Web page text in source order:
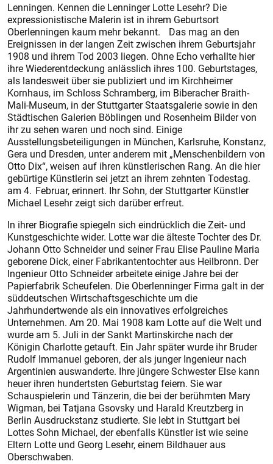
Lenningen. Kennen die Lenninger Lotte Lesehr? Die
expressionistische Malerin ist in ihrem Geburtsort
Oberlenningen kaum mehr bekannt. Das mag an den
Ereignissen in der langen Zeit zwischen ihrem Geburtsjahr
1908 und ihrem Tod 2003 liegen. Ohne Echo verhallte hier
ihre Wiederentdeckung anlässlich ihres 100. Geburtstages,
als landesweit über sie publiziert und im Kirchheimer
Kornhaus, im Schloss Schramberg, im Biberacher Braith-
Mali-Museum, in der Stuttgarter Staatsgalerie sowie in den
Städtischen Galerien Böblingen und Rosenheim Bilder von
ihr zu sehen waren und noch sind. Einige
Ausstellungsbeteiligungen in München, Karlsruhe, Konstanz,
Gera und Dresden, unter anderem mit „Menschenbildern von
Otto Dix“, weisen auf ihren künstlerischen Rang. An die hier
gebürtige Künstlerin sei jetzt an ihrem zehnten Todestag.
am 4. Februar, erinnert. Ihr Sohn, der Stuttgarter Künstler
Michael Lesehr zeigt sich darüber erfreut.
In ihrer Biografie spiegeln sich eindrücklich die Zeit- und
Kunstgeschichte wider. Lotte war die älteste Tochter des Dr.
Johann Otto Schneider und seiner Frau Elise Pauline Maria
geborene Dick, einer Fabrikantentochter aus Heilbronn. Der
Ingenieur Otto Schneider arbeitete einige Jahre bei der
Papierfabrik Scheufelen. Die Oberlenninger Firma galt in der
süddeutschen Wirtschaftsgeschichte um die
Jahrhundertwende als ein innovatives erfolgreiches
Unternehmen. Am 20. Mai 1908 kam Lotte auf die Welt und
wurde am 5. Juli in der Sankt Martinskirche nach der
Königin Charlotte getauft. Ein Jahr später wurde ihr Bruder
Rudolf Immanuel geboren, der als junger Ingenieur nach
Argentinien auswanderte. Ihre jüngere Schwester Else kann
heuer ihren hundertsten Geburtstag feiern. Sie war
Schauspielerin und Tänzerin, die bei der berühmten Mary
Wigman, bei Tatjana Gsovsky und Harald Kreutzberg in
Berlin Ausdruckstanz studierte. Sie lebt in Stuttgart bei
Lottes Sohn Michael, der ebenfalls Künstler ist wie seine
Eltern Lotte und Georg Lesehr, einem Bildhauer aus
Oberschwaben.